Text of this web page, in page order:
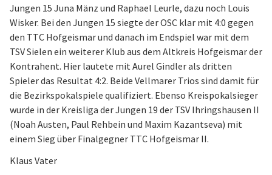
Jungen 15 Juna Mänz und Raphael Leurle, dazu noch Louis
Wisker. Bei den Jungen 15 siegte der OSC klar mit 4:0 gegen
den TTC Hofgeismar und danach im Endspiel war mit dem
TSV Sielen ein weiterer Klub aus dem Altkreis Hofgeismar der
Kontrahent. Hier lautete mit Aurel Gindler als dritten
Spieler das Resultat 4:2. Beide Vellmarer Trios sind damit für
die Bezirkspokalspiele qualifiziert. Ebenso Kreispokalsieger
wurde in der Kreisliga der Jungen 19 der TSV Ihringshausen II
(Noah Austen, Paul Rehbein und Maxim Kazantseva) mit
einem Sieg über Finalgegner TTC Hofgeismar II.
Klaus Vater